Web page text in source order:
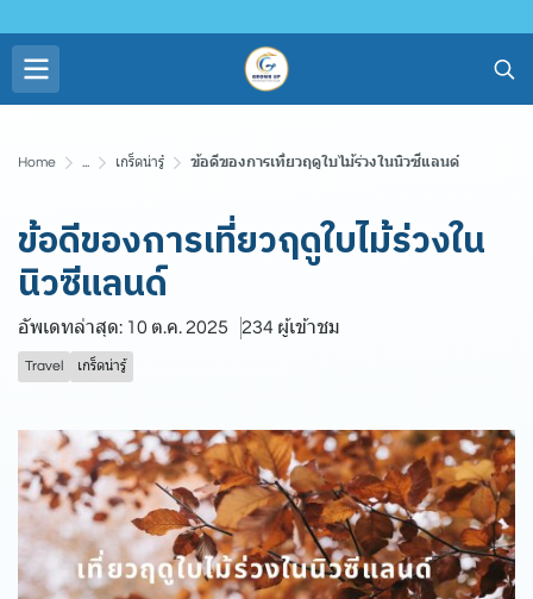
Home ... เกร็ดน่ารู้ ข้อดีของการเที่ยวฤดูใบไม้ร่วงในนิวซีแลนด์
ข้อดีของการเที่ยวฤดูใบไม้ร่วงใน
นิวซีแลนด์
อัพเดทล่าสุด: 10 ต.ค. 2025 234 ผู้เข้าชม
Travel เกร็ดน่ารู้